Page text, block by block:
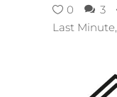
0 3
Last Minute,